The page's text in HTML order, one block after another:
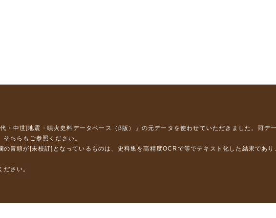
・中世]地震・噴火史料データベース（β版）』 の元データを使わせていただきました。同デ
そちら もご参照ください。
の冒頭が[未校訂]となっているものは、史料集を高精度OCRで等でテキスト化した結果であ
ださい。